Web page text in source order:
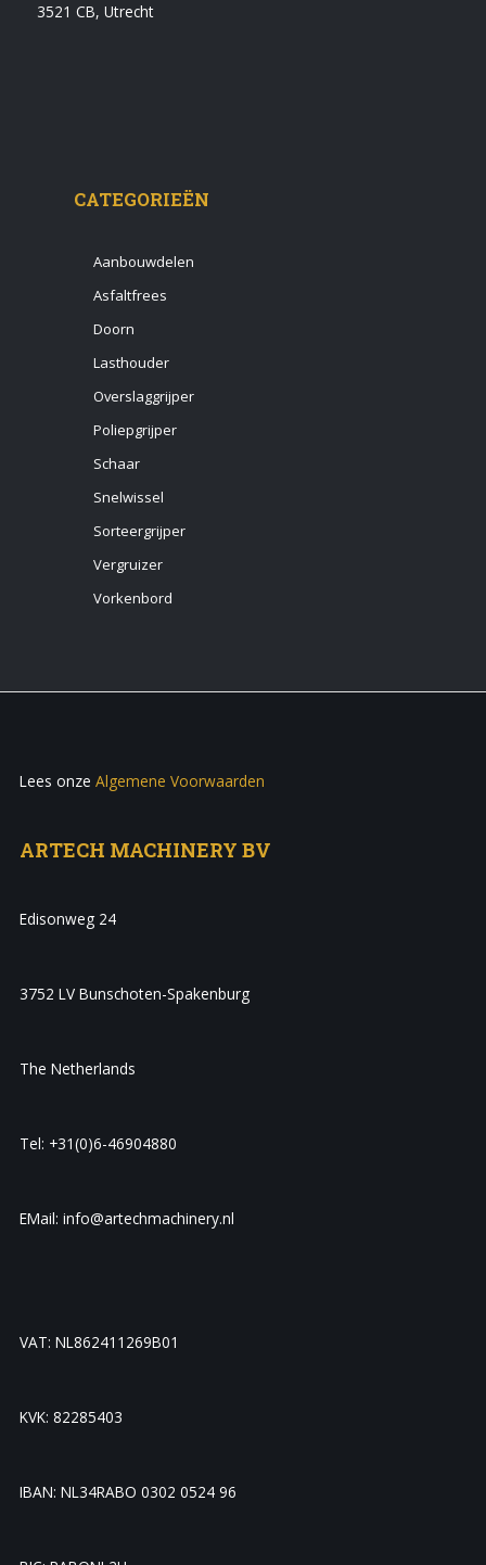
3521 CB, Utrecht
CATEGORIEËN
Aanbouwdelen
Asfaltfrees
Doorn
Lasthouder
Overslaggrijper
Poliepgrijper
Schaar
Snelwissel
Sorteergrijper
Vergruizer
Vorkenbord
Lees onze Algemene Voorwaarden
ARTECH MACHINERY BV
Edisonweg 24
3752 LV Bunschoten-Spakenburg
The Netherlands
Tel: +31(0)6-46904880
EMail: info@artechmachinery.nl
VAT: NL862411269B01
KVK: 82285403
IBAN: NL34RABO 0302 0524 96